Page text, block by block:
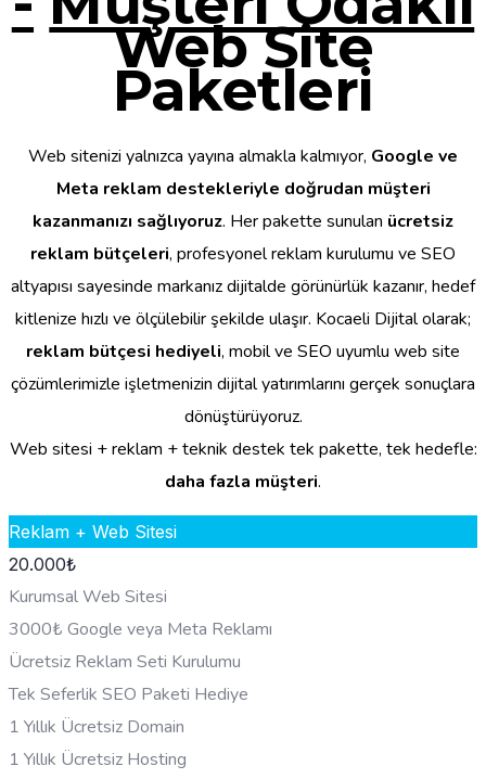
Web Site
Paketleri
Web sitenizi yalnızca yayına almakla kalmıyor, Google ve
Meta reklam destekleriyle doğrudan müşteri
kazanmanızı sağlıyoruz. Her pakette sunulan ücretsiz
reklam bütçeleri, profesyonel reklam kurulumu ve SEO
altyapısı sayesinde markanız dijitalde görünürlük kazanır, hedef
kitlenize hızlı ve ölçülebilir şekilde ulaşır. Kocaeli Dijital olarak;
reklam bütçesi hediyeli, mobil ve SEO uyumlu web site
çözümlerimizle işletmenizin dijital yatırımlarını gerçek sonuçlara
dönüştürüyoruz.
Web sitesi + reklam + teknik destek tek pakette, tek hedefle:
daha fazla müşteri.
Reklam + Web Sitesi
20.000₺
Kurumsal Web Sitesi
3000₺ Google veya Meta Reklamı
Ücretsiz Reklam Seti Kurulumu
Tek Seferlik SEO Paketi Hediye
1 Yıllık Ücretsiz Domain
1 Yıllık Ücretsiz Hosting